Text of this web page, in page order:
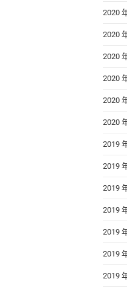
2020
2020
2020
2020
2020
2020
2019
2019
2019
2019
2019
2019
2019